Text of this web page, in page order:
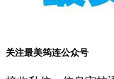
关注最美筠连公众号